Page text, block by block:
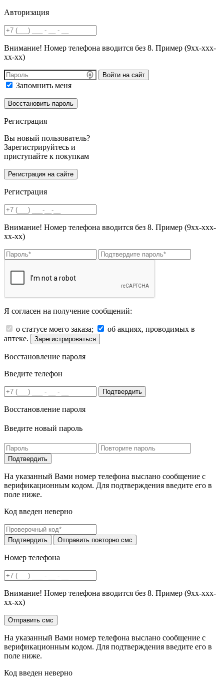
Авторизация
Внимание! Номер телефона вводится без 8. Пример (9хх-ххх-
хх-хх)
Войти на сайт
Запомнить меня
Регистрация
Вы новый пользователь?
Зарегистрируйтесь и
приступайте к покупкам
Регистрация
Внимание! Номер телефона вводится без 8. Пример (9хх-ххх-
хх-хх)
Я согласен на получение сообщений:
о статусе моего заказа;
об акциях, проводимых в
аптеке.
Зарегистрироваться
Восстановление пароля
Введите телефон
Подтвердить
Восстановление пароля
Введите новый пароль
На указанный Вами номер телефона выслано сообщение с
верификационным кодом. Для подтверждения введите его в
поле ниже.
Код введен неверно
Номер телефона
Внимание! Номер телефона вводится без 8. Пример (9хх-ххх-
хх-хх)
На указанный Вами номер телефона выслано сообщение с
верификационным кодом. Для подтверждения введите его в
поле ниже.
Код введен неверно